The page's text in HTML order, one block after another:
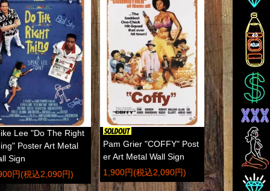
Lee "Do The Right
Poster Art Metal
Sign
円(税込2,090円)
Pam Grier "COFFY" Post
er Art Metal Wall Sign
1,900円(税込2,090円)